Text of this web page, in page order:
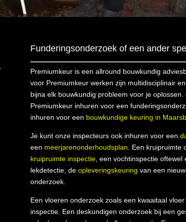
Funderingsonderzoek of een ander
Premiumkeur is een allround bouwkundig
voor Premiumkeur werken zijn multidisciplinair
bijna elk bouwkundig probleem voor je
Premiumkeur inhuren voor een
inhuren voor een bouwkundige keuring in
Je kunt onze inspecteurs ook inhuren voor een
een meerjarenonderhoudsplan . Een kruipruimte
kruipruimte inspectie, een vochtinspectie oftewel
lekdetectie, de opleveringskeuring van een
onderzoek.
Een vloeren onderzoek zoals een kwaaitaal
inspectie. Een deskundigen onderzoek bij een